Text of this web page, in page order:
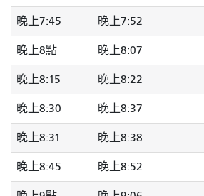
晚上7:45 晚上7:52
晚上8點 晚上8:07
晚上8:15 晚上8:22
晚上8:30 晚上8:37
晚上8:31 晚上8:38
晚上8:45 晚上8:52